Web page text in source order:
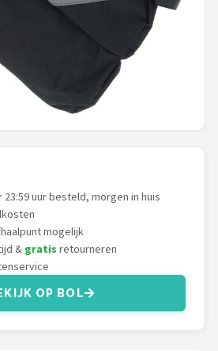
23:59 uur besteld, morgen in huis
mogelijk
& gratis retourneren
OP BOL